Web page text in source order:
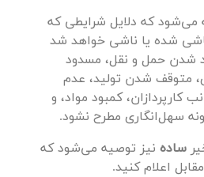
می‌شود که دلایل شرایطی که
شده یا ناشی خواهد شد
شدن حمل و نقل، مسدود
متوقف شدن تولید، عدم
کارپردازان، کمبود مواد، و
سهل‌انگاری مطرح نشود.
ساده نیز توصیه می‌شود که
اعلام کنید.